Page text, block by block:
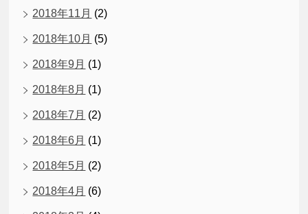
2018年11月 (2)
2018年10月 (5)
2018年9月 (1)
2018年8月 (1)
2018年7月 (2)
2018年6月 (1)
2018年5月 (2)
2018年4月 (6)